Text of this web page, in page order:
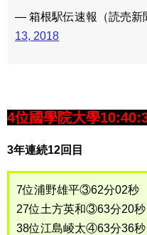
— 箱根駅伝速報（読売新
13, 2018
4位國學院大學
3年連続12回目
7位浦野雄平③62分02秒
27位土方英和③63分20秒
38位江島崚太④63分36秒